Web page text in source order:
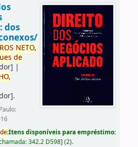
dos
NETO,
de
|
.
de:Itens disponíveis para empréstimo:
342.2 D598] (2).